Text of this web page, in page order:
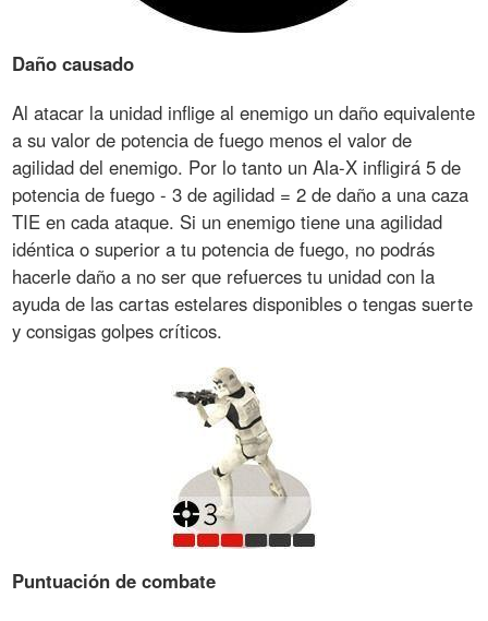
Daño causado
Al atacar la unidad inflige al enemigo un daño equivalente
a su valor de potencia de fuego menos el valor de
agilidad del enemigo. Por lo tanto un Ala-X infligirá 5 de
potencia de fuego - 3 de agilidad = 2 de daño a una caza
TIE en cada ataque. Si un enemigo tiene una agilidad
idéntica o superior a tu potencia de fuego, no podrás
hacerle daño a no ser que refuerces tu unidad con la
ayuda de las cartas estelares disponibles o tengas suerte
y consigas golpes críticos.
Puntuación de combate